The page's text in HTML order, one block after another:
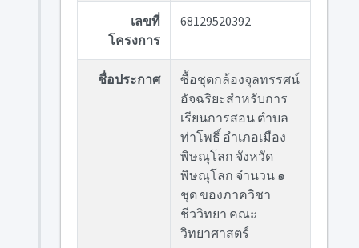
เลขที่
โครงการ
68129520392
ชื่อประกาศ
ซื้อชุดกล้องจุลทรรศน์
อัจฉริยะสำหรับการ
เรียนการสอน ตำบล
ท่าโพธิ์ อำเภอเมือง
พิษณุโลก จังหวัด
พิษณุโลก จำนวน ๑
ชุด ของภาควิชา
ชีววิทยา คณะ
วิทยาศาสตร์